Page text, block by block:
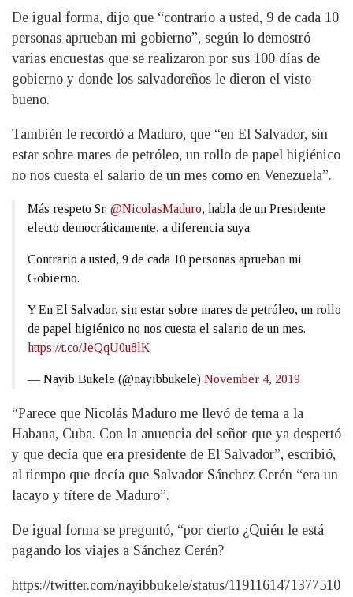
De igual forma, dijo que “contrario a usted, 9 de cada 10
personas aprueban mi gobierno”, según lo demostró
varias encuestas que se realizaron por sus 100 días de
gobierno y donde los salvadoreños le dieron el visto
bueno.
También le recordó a Maduro, que “en El Salvador, sin
estar sobre mares de petróleo, un rollo de papel higiénico
no nos cuesta el salario de un mes como en Venezuela”.
Más respeto Sr. @NicolasMaduro, habla de un Presidente
electo democráticamente, a diferencia suya.
Contrario a usted, 9 de cada 10 personas aprueban mi
Gobierno.
Y En El Salvador, sin estar sobre mares de petróleo, un rollo
de papel higiénico no nos cuesta el salario de un mes.
https://t.co/JeQqU0u8lK
— Nayib Bukele (@nayibbukele) November 4, 2019
“Parece que Nicolás Maduro me llevó de tema a la
Habana, Cuba. Con la anuencia del señor que ya despertó
y que decía que era presidente de El Salvador”, escribió,
al tiempo que decía que Salvador Sánchez Cerén “era un
lacayo y títere de Maduro”.
De igual forma se preguntó, “por cierto ¿Quién le está
pagando los viajes a Sánchez Cerén?
https://twitter.com/nayibbukele/status/1191161471377510